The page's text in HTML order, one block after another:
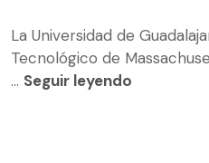
La Universidad de
Tecnológico de
... Seguir leyendo